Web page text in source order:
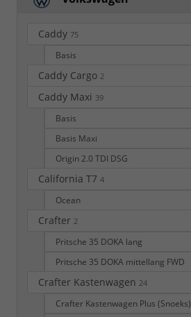
Caddy 75
Basis
Caddy Cargo 2
Caddy Maxi 39
Basis
Basis Maxi
Origin 2.0 TDI DSG
California T7 4
Ocean
Crafter 2
Pritsche 35 DOKA lang
Pritsche 35 DOKA mittellang FWD
Crafter Kastenwagen 24
Crafter Kastenwagen Plus (Snoeks)